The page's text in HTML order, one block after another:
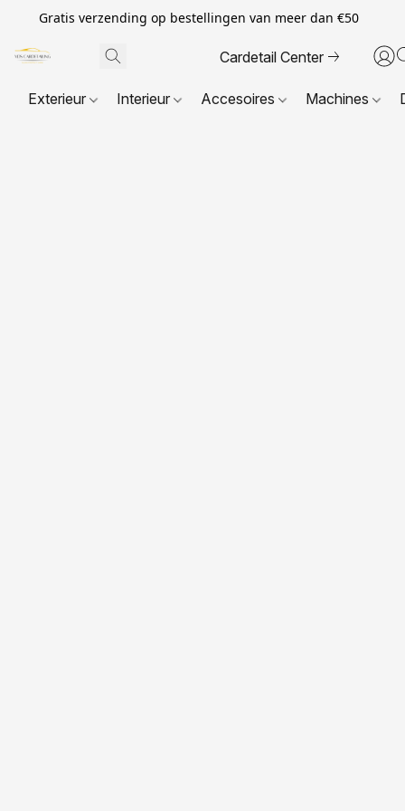
Gratis verzending op bestellingen van meer dan €50
Cardetail Center
Exterieur Interieur Accesoires Machines